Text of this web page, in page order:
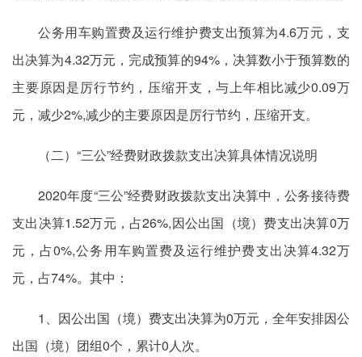
公务用车购置费及运行维护费支出预算为4.6万元，支
出决算为4.32万元，完成预算的94%，决算数小于预算数的
主要原因是厉行节约，压缩开支，与上年相比减少0.09万
元，减少2%,减少的主要原因是厉行节约，压缩开支。
（二）“三公”经费财政拨款支出决算具体情况说明
2020年度“三公”经费财政拨款支出决算中，公务接待费
支出决算1.52万元，占26%,因公出国（境）费支出决算0万
元，占0%,公务用车购置费及运行维护费支出决算4.32万
元，占74%。其中：
1、因公出国（境）费支出决算为0万元，全年安排因公
出国（境）团组0个，累计0人次。